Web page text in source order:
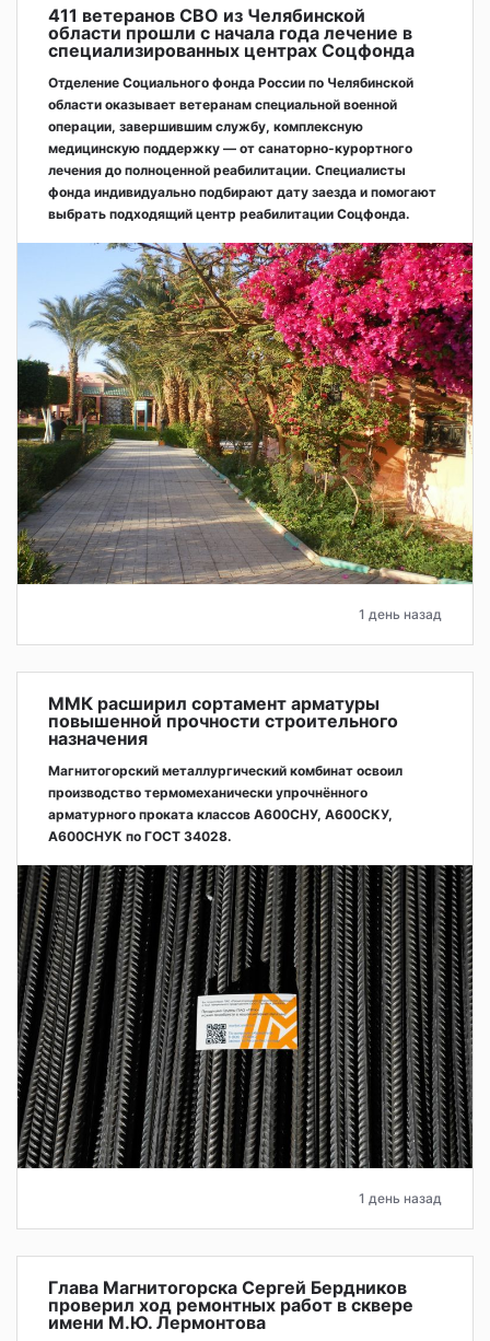
411 ветеранов СВО из Челябинской
области прошли с начала года лечение в
специализированных центрах Соцфонда
Отделение Социального фонда России по Челябинской
области оказывает ветеранам специальной военной
операции, завершившим службу, комплексную
медицинскую поддержку — от санаторно-курортного
лечения до полноценной реабилитации. Специалисты
фонда индивидуально подбирают дату заезда и помогают
выбрать подходящий центр реабилитации Соцфонда.
1 день назад
ММК расширил сортамент арматуры
повышенной прочности строительного
назначения
Магнитогорский металлургический комбинат освоил
производство термомеханически упрочнённого
арматурного проката классов А600СНУ, А600СКУ,
А600СНУК по ГОСТ 34028.
1 день назад
Глава Магнитогорска Сергей Бердников
проверил ход ремонтных работ в сквере
имени М.Ю. Лермонтова